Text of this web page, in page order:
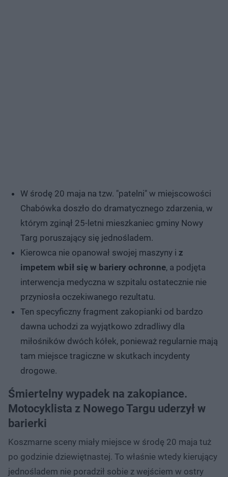
W środę 20 maja na tzw. "patelni" w miejscowości
Chabówka doszło do dramatycznego zdarzenia, w
którym zginął 25-letni mieszkaniec gminy Nowy
Targ poruszający się jednośladem.
Kierowca nie opanował swojej maszyny i z
impetem wbił się w bariery ochronne, a podjęta
interwencja medyczna w szpitalu ostatecznie nie
przyniosła oczekiwanego rezultatu.
Ten specyficzny fragment zakopianki od bardzo
dawna uchodzi za wyjątkowo zdradliwy dla
miłośników dwóch kółek, ponieważ regularnie mają
tam miejsce tragiczne w skutkach incydenty
drogowe.
Śmiertelny wypadek na zakopiance.
Motocyklista z Nowego Targu uderzył w
barierki
Koszmarne sceny miały miejsce w środę 20 maja tuż
po godzinie dziewiętnastej. To właśnie wtedy kierujący
jednośladem nie poradził sobie z wejściem w ostry